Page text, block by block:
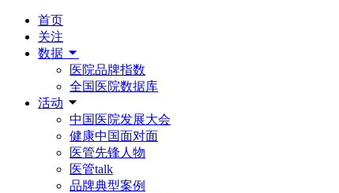
首页
关注
数据
医院品牌指数
全国医院数据库
活动
中国医院发展大会
健康中国面对面
医管先锋人物
医管talk
品牌典型案例